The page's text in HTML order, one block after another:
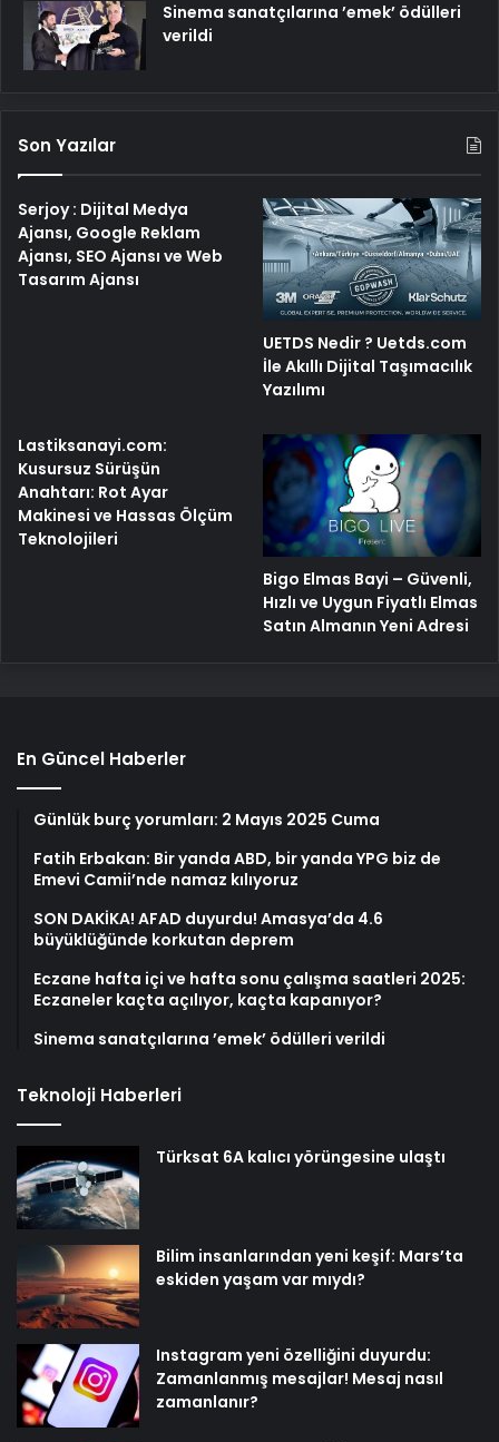
Sinema sanatçılarına ’emek’ ödülleri
verildi
Son Yazılar
Serjoy : Dijital Medya
Ajansı, Google Reklam
Ajansı, SEO Ajansı ve Web
Tasarım Ajansı
UETDS Nedir ? Uetds.com
İle Akıllı Dijital Taşımacılık
Yazılımı
Lastiksanayi.com:
Kusursuz Sürüşün
Anahtarı: Rot Ayar
Makinesi ve Hassas Ölçüm
Teknolojileri
Bigo Elmas Bayi – Güvenli,
Hızlı ve Uygun Fiyatlı Elmas
Satın Almanın Yeni Adresi
En Güncel Haberler
Günlük burç yorumları: 2 Mayıs 2025 Cuma
Fatih Erbakan: Bir yanda ABD, bir yanda YPG biz de
Emevi Camii’nde namaz kılıyoruz
SON DAKİKA! AFAD duyurdu! Amasya’da 4.6
büyüklüğünde korkutan deprem
Eczane hafta içi ve hafta sonu çalışma saatleri 2025:
Eczaneler kaçta açılıyor, kaçta kapanıyor?
Sinema sanatçılarına ’emek’ ödülleri verildi
Teknoloji Haberleri
Türksat 6A kalıcı yörüngesine ulaştı
Bilim insanlarından yeni keşif: Mars’ta
eskiden yaşam var mıydı?
Instagram yeni özelliğini duyurdu:
Zamanlanmış mesajlar! Mesaj nasıl
zamanlanır?